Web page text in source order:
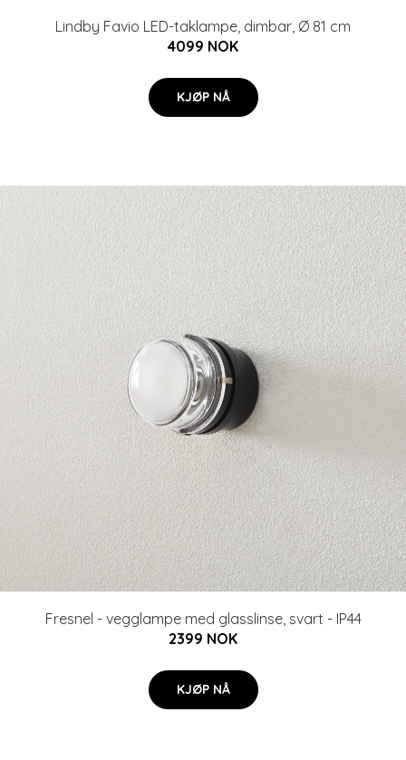
Lindby Favio LED-taklampe, dimbar, Ø 81 cm
4099 NOK
KJØP NÅ
Fresnel - vegglampe med glasslinse, svart - IP44
2399 NOK
KJØP NÅ